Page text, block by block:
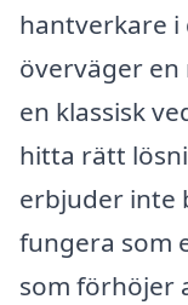
hantverkare i
överväger
en klassisk
hitta rätt
erbjuder inte
fungera som
som förhöjer